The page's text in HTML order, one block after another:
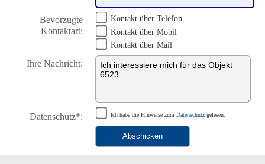
Bevorzugte
Kontaktart:
Kontakt über Telefon
Kontakt über Mobil
Kontakt über Mail
Ihre Nachricht:
Datenschutz*: Ich habe die Hinweise zumDatenschutz gelesen.